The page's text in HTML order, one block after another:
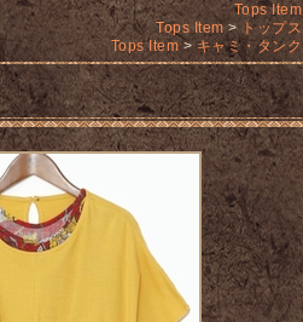
Tops Item
Tops Item> トップス
Tops Item> キャミ・タンク